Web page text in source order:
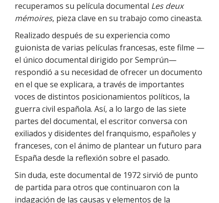
recuperamos su película documental Les deux
mémoires, pieza clave en su trabajo como cineasta.
Realizado después de su experiencia como
guionista de varias películas francesas, este filme —
el único documental dirigido por Semprún—
respondió a su necesidad de ofrecer un documento
en el que se explicara, a través de importantes
voces de distintos posicionamientos políticos, la
guerra civil española. Así, a lo largo de las siete
partes del documental, el escritor conversa con
exiliados y disidentes del franquismo, españoles y
franceses, con el ánimo de plantear un futuro para
España desde la reflexión sobre el pasado.
Sin duda, este documental de 1972 sirvió de punto
de partida para otros que continuaron con la
indagación de las causas y elementos de la